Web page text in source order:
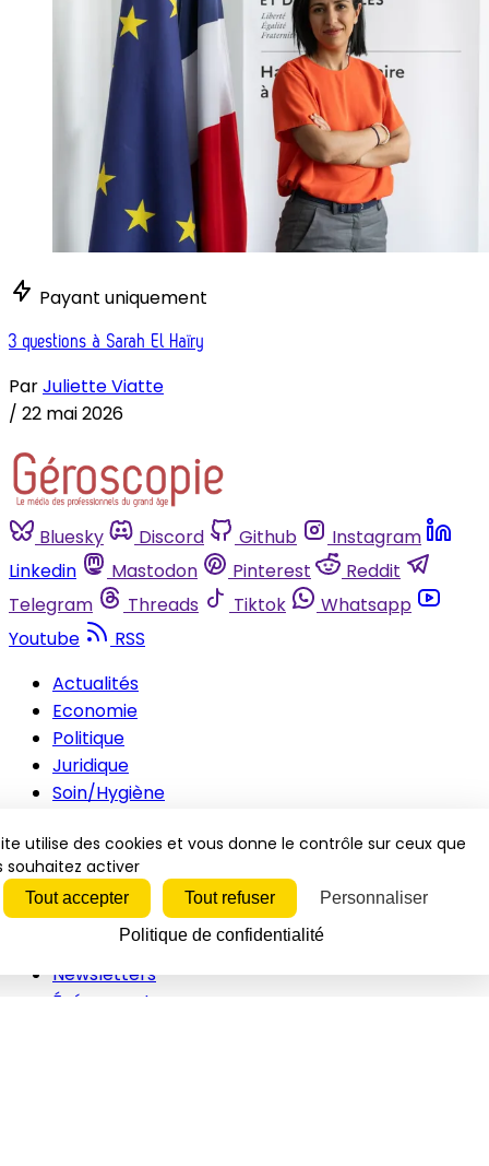
Payant uniquement
3 questions à Sarah El Haïry
ParJuliette Viatte
/ 22 mai 2026
Bluesky Discord Github
Instagram
Linkedin
Mastodon Pinterest
Reddit
Telegram
Threads Tiktok
Whatsapp
Youtube
RSS
Actualités
Economie
Politique
Juridique
Soin/Hygiène
Innovations
RH
Inspirations
Newsletters
Événements
utilise des cookies et vous donne le contrôle sur ceux que
souhaitez activer
Tout accepter Tout refuser
Personnaliser
Politique de confidentialité